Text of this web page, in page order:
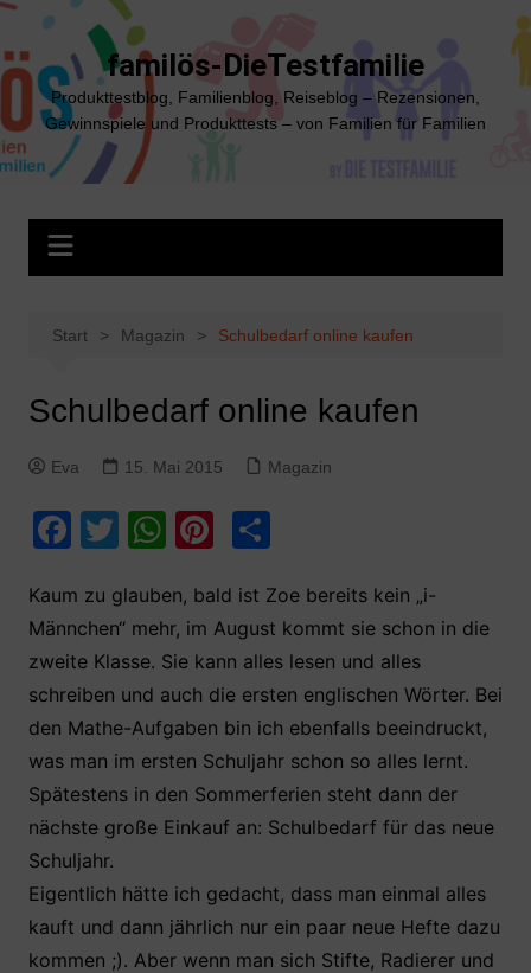
Zum
springen
familös-DieTestfamilie
Produkttestblog, Familienblog, Reiseblog – Rezensionen,
Gewinnspiele und Produkttests – von Familien für Familien
Start Magazin Schulbedarf online kaufen
Schulbedarf online kaufen
Eva 15. Mai 2015 Magazin
F
c
e
b
o
o
k
T
itt
er
W
at
s
A
p
p
Pi
er
e
st
T
le
n
Kaum zu glauben, bald ist Zoe bereits kein „i-
Männchen“ mehr, im August kommt sie schon in die
zweite Klasse. Sie kann alles lesen und alles
schreiben und auch die ersten englischen Wörter. Bei
den Mathe-Aufgaben bin ich ebenfalls beeindruckt,
was man im ersten Schuljahr schon so alles lernt.
Spätestens in den Sommerferien steht dann der
nächste große Einkauf an: Schulbedarf für das neue
Schuljahr.
Eigentlich hätte ich gedacht, dass man einmal alles
kauft und dann jährlich nur ein paar neue Hefte dazu
kommen ;). Aber wenn man sich Stifte, Radierer und